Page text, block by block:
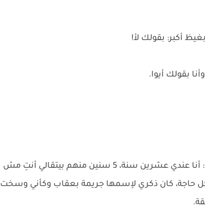
أكبر: بقولك لأ!
بقولك أيوا.
بصت قدامها وسكتت شوية وبعدها قالت بنبرة حزن: أنا عندي عشرين سنة، 5 سنين منهم بيتقالي أنتِ مش
مني في كل حاجة، كان ذكري لإسمها جريمة بعقاب وكأني وسخت